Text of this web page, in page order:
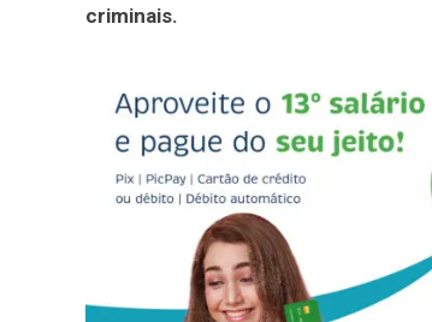
criminais.